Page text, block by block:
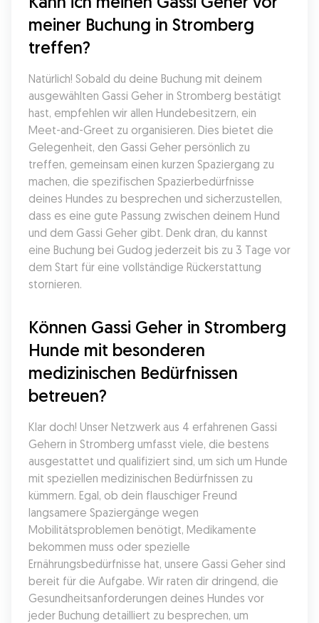
meiner Buchung in Stromberg
treffen?
Natürlich! Sobald du deine Buchung mit deinem
ausgewählten Gassi Geher in Stromberg bestätigt
hast, empfehlen wir allen Hundebesitzern, ein
Meet-and-Greet zu organisieren. Dies bietet die
Gelegenheit, den Gassi Geher persönlich zu
treffen, gemeinsam einen kurzen Spaziergang zu
machen, die spezifischen Spazierbedürfnisse
deines Hundes zu besprechen und sicherzustellen,
dass es eine gute Passung zwischen deinem Hund
und dem Gassi Geher gibt. Denk dran, du kannst
eine Buchung bei Gudog jederzeit bis zu 3 Tage vor
dem Start für eine vollständige Rückerstattung
stornieren.
Können Gassi Geher in Stromberg
Hunde mit besonderen
medizinischen Bedürfnissen
betreuen?
Klar doch! Unser Netzwerk aus 4 erfahrenen Gassi
Gehern in Stromberg umfasst viele, die bestens
ausgestattet und qualifiziert sind, um sich um Hunde
mit speziellen medizinischen Bedürfnissen zu
kümmern. Egal, ob dein flauschiger Freund
langsamere Spaziergänge wegen
Mobilitätsproblemen benötigt, Medikamente
bekommen muss oder spezielle
Ernährungsbedürfnisse hat, unsere Gassi Geher sind
bereit für die Aufgabe. Wir raten dir dringend, die
Gesundheitsanforderungen deines Hundes vor
jeder Buchung detailliert zu besprechen, um